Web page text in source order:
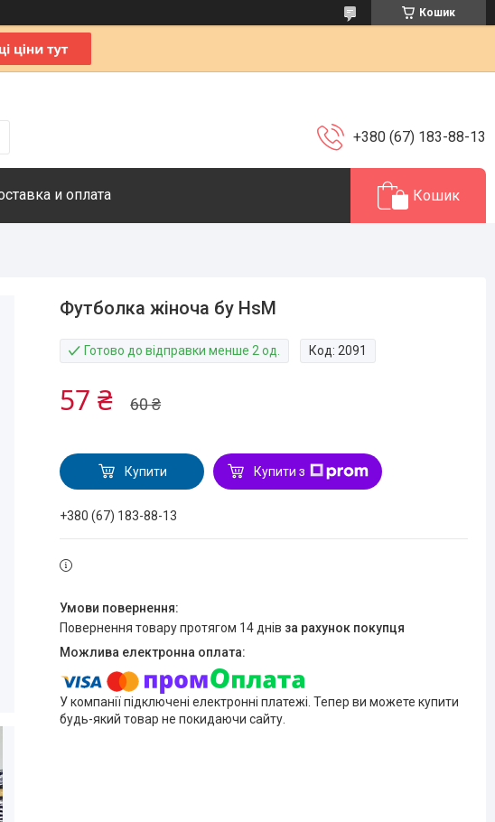
Кошик
+380 (67) 183-88-13
и оплата Кошик
Футболка жіноча бу HsM
Готово до відправки менше 2 од. Код: 2091
60 ₴
57 ₴
Купити Купити з
+380 (67) 183-88-13
повернення товару протягом 14 днів за рахунок покупця
У компанії підключені електронні платежі. Тепер ви можете купити
будь-який товар не покидаючи сайту.